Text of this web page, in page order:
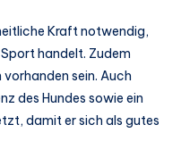
Kraft notwendig,
handelt. Zudem
sein. Auch
des Hundes sowie ein
damit er sich als gutes